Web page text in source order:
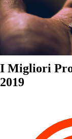
I Migliori
2019